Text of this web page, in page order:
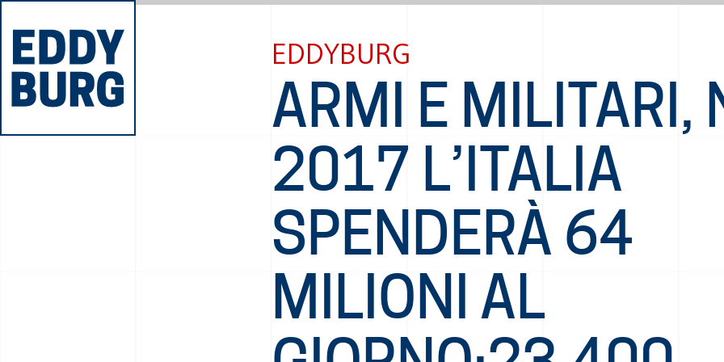
EDDYBURG
ARMI E MILITARI,
2017 L’ITALIA
SPENDERÀ 64
MILIONI AL